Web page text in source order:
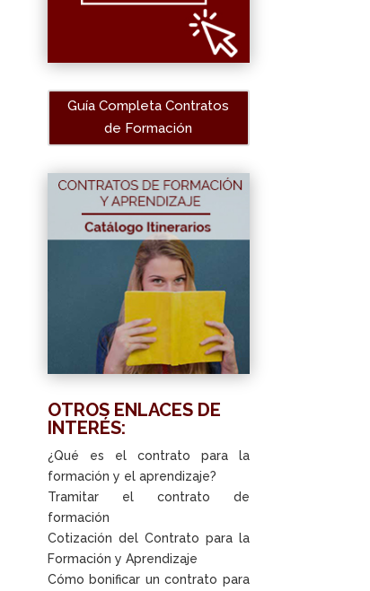
Guía Completa Contratos
de Formación
OTROS ENLACES DE
INTERÉS:
¿Qué es el contrato para la
formación y el aprendizaje?
Tramitar el contrato de
formación
Cotización del Contrato para la
Formación y Aprendizaje
Cómo bonificar un contrato para